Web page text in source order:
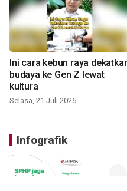
Ini cara kebun raya
budaya ke Gen Z lewat
kultura
Selasa, 21 Juli 2026
Infografik